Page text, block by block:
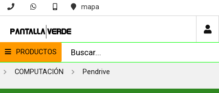
mapa
PRODUCTOS
COMPUTACIÓN Pendrive